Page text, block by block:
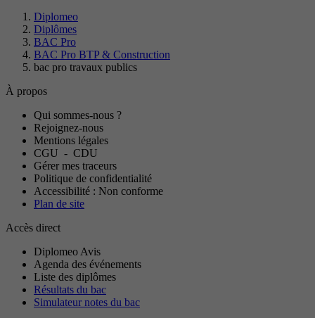
Diplomeo
Diplômes
BAC Pro
BAC Pro BTP & Construction
bac pro travaux publics
À propos
Qui sommes-nous ?
Rejoignez-nous
Mentions légales
CGU - CDU
Gérer mes traceurs
Politique de confidentialité
Accessibilité : Non conforme
Plan de site
Accès direct
Diplomeo Avis
Agenda des événements
Liste des diplômes
Résultats du bac
Simulateur notes du bac